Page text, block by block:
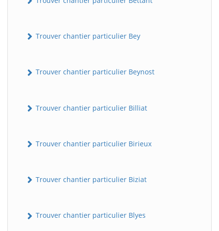
Trouver chantier particulier Bey
Trouver chantier particulier Beynost
Trouver chantier particulier Billiat
Trouver chantier particulier Birieux
Trouver chantier particulier Biziat
Trouver chantier particulier Blyes